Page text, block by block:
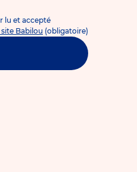
lu et accepté
Babilou (obligatoire)